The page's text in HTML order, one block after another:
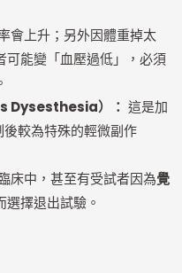
會上升；另外因體重掉太
可能變「血壓過低」，必須
Dysesthesia）： 這是加
較為特殊的輕微副作
床中，甚至有受試者因為覺
選擇退出試驗。